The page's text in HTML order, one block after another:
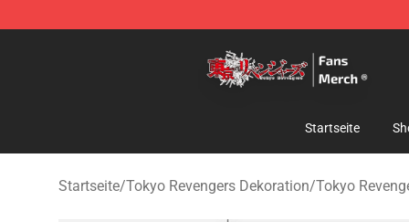
Startseite
Startseite/Tokyo Revengers Dekoration/Tokyo